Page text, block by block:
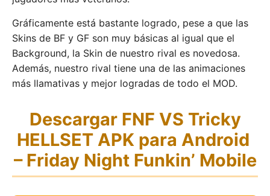
Gráficamente está bastante logrado, pese a que las
Skins de BF y GF son muy básicas al igual que el
Background, la Skin de nuestro rival es novedosa.
Además, nuestro rival tiene una de las animaciones
más llamativas y mejor logradas de todo el MOD.
Descargar FNF VS Tricky
HELLSET APK para Android
– Friday Night Funkin’ Mobile